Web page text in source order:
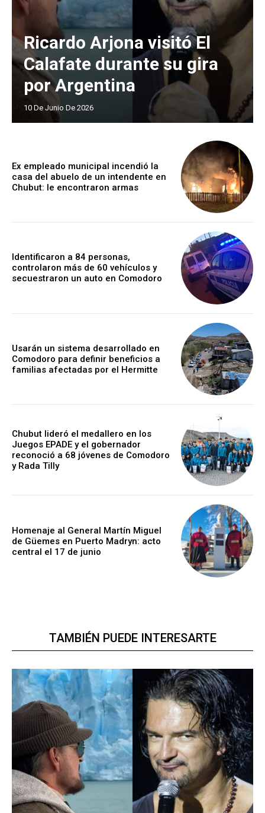
Ricardo Arjona visitó El
Calafate durante su gira
por Argentina
10 De Junio De 2026
Ex empleado municipal incendió la
casa del abuelo de un intendente en
Chubut: le encontraron armas
Identificaron a 84 personas,
controlaron más de 60 vehículos y
secuestraron un auto en Comodoro
Usarán un sistema desarrollado en
Comodoro para definir beneficios a
familias afectadas por el Hermitte
Chubut lideró el medallero en los
Juegos EPADE y el gobernador
reconoció a 68 jóvenes de Comodoro
y Rada Tilly
Homenaje al General Martín Miguel
de Güemes en Puerto Madryn: acto
central el 17 de junio
TAMBIÉN PUEDE INTERESARTE